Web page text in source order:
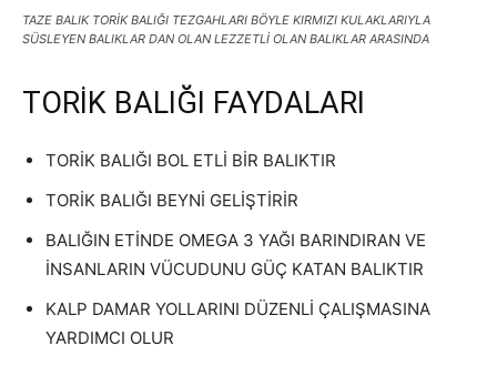
TAZE BALIK TORİK BALIĞI TEZGAHLARI BÖYLE KIRMIZI KULAKLARIYLA
SÜSLEYEN BALIKLAR DAN OLAN LEZZETLİ OLAN BALIKLAR ARASINDA
TORİK BALIĞI FAYDALARI
TORİK BALIĞI BOL ETLİ BİR BALIKTIR
TORİK BALIĞI BEYNİ GELİŞTİRİR
BALIĞIN ETİNDE OMEGA 3 YAĞI BARINDIRAN VE
İNSANLARIN VÜCUDUNU GÜÇ KATAN BALIKTIR
KALP DAMAR YOLLARINI DÜZENLİ ÇALIŞMASINA
YARDIMCI OLUR